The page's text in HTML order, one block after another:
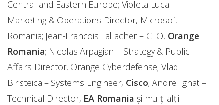
Central and Eastern Europe; Violeta Luca –
Marketing & Operations Director, Microsoft
Romania; Jean-Francois Fallacher – CEO, Orange
Romania; Nicolas Arpagian – Strategy & Public
Affairs Director, Orange Cyberdefense; Vlad
Biristeica – Systems Engineer, Cisco; Andrei Ignat –
Technical Director, EA Romania și mulți alții.